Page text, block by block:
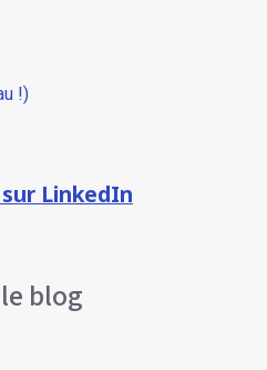
!)
LinkedIn
blog